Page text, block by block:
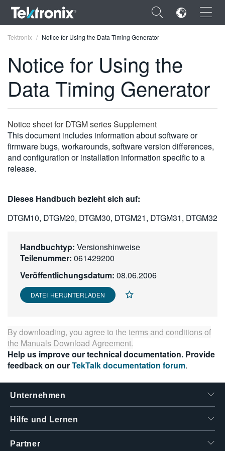
×
ENGLISH
DEUTSCH
VIỆT NAM
日本語
한국어
Tektronix Notice for Using the Data Timing Generator
Notice for Using the
Data Timing Generator
Notice sheet for DTGM series Supplement
This document includes information about software or
firmware bugs, workarounds, software version differences,
and configuration or installation information specific to a
release.
Dieses Handbuch bezieht sich auf:
DTGM10, DTGM20, DTGM30, DTGM21, DTGM31, DTGM32
Handbuchtyp: Versionshinweise
Teilenummer: 061429200
Veröffentlichungsdatum: 08.06.2006
DATEI HERUNTERLADEN
By downloading, you agree to the terms and conditions of
the Manuals Download Agreement.
Help us improve our technical documentation. Provide
feedback on ourTekTalk documentation forum.
Unternehmen
Hilfe und Lernen
Partner